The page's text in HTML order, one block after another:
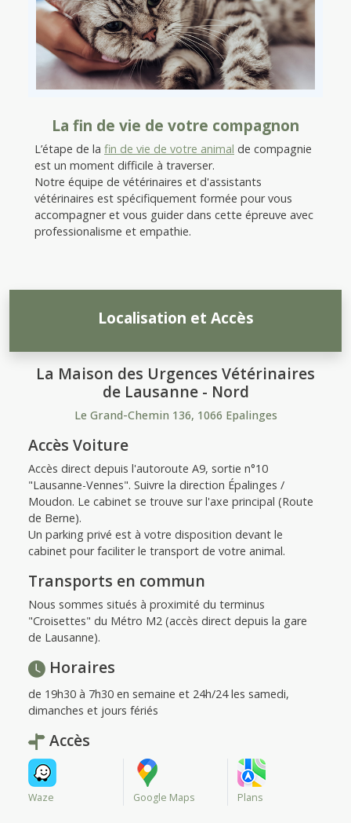
La fin de vie de votre compagnon
L’étape de la fin de vie de votre animal de compagnie
est un moment difficile à traverser.
Notre équipe de vétérinaires et d'assistants
vétérinaires est spécifiquement formée pour vous
accompagner et vous guider dans cette épreuve avec
professionalisme et empathie.
Localisation et Accès
La Maison des Urgences Vétérinaires
de Lausanne - Nord
Le Grand-Chemin 136, 1066 Epalinges
Accès Voiture
Accès direct depuis l'autoroute A9, sortie n°10
"Lausanne-Vennes". Suivre la direction Épalinges /
Moudon. Le cabinet se trouve sur l'axe principal (Route
de Berne).
Un parking privé est à votre disposition devant le
cabinet pour faciliter le transport de votre animal.
Transports en commun
Nous sommes situés à proximité du terminus
"Croisettes" du Métro M2 (accès direct depuis la gare
de Lausanne).
Horaires
de 19h30 à 7h30 en semaine et 24h/24 les samedi,
dimanches et jours fériés
Accès
Waze Google Maps Plans